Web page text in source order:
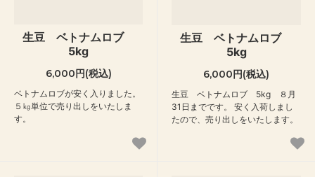
生豆 ベトナムロブ
5kg
6,000円(税込)
ベトナムロブが安く入りました。
５㎏単位で売り出しをいたしま
す。
生豆 ベトナムロブ
5kg
6,000円(税込)
生豆 ベトナムロブ 5kg ８月
31日までです。 安く入荷しまし
たので、売り出しをいたします。